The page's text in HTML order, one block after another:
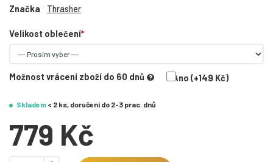
Značka
Thrasher
Velikost oblečení
Možnost vrácení zboží do 60 dnů Ano (+149 Kč)
Skladem < 2 ks, doručení do 2-3 prac. dnů
779 Kč